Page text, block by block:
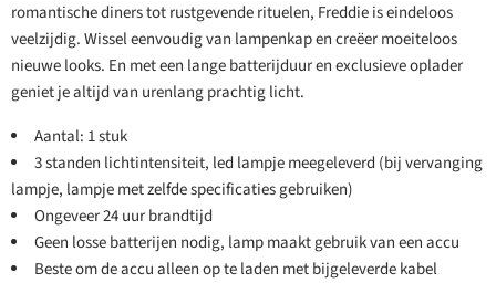
romantische diners tot rustgevende rituelen, Freddie is eindeloos
veelzijdig. Wissel eenvoudig van lampenkap en creëer moeiteloos
nieuwe looks. En met een lange batterijduur en exclusieve oplader
geniet je altijd van urenlang prachtig licht.
Aantal: 1 stuk
3 standen lichtintensiteit, led lampje meegeleverd (bij vervanging
lampje, lampje met zelfde specificaties gebruiken)
Ongeveer 24 uur brandtijd
Geen losse batterijen nodig, lamp maakt gebruik van een accu
Beste om de accu alleen op te laden met bijgeleverde kabel